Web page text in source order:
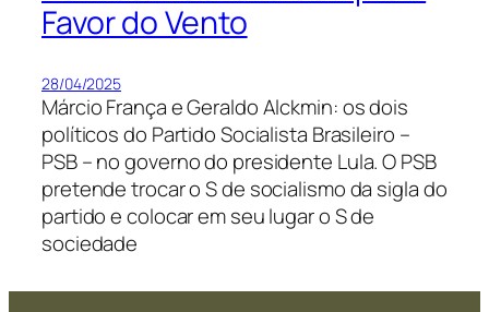
Favor do Vento
28/04/2025
Márcio França e Geraldo Alckmin: os dois
políticos do Partido Socialista Brasileiro –
PSB – no governo do presidente Lula. O PSB
pretende trocar o S de socialismo da sigla do
partido e colocar em seu lugar o S de
sociedade